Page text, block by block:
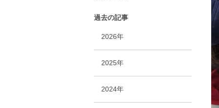
過去の記事
2026年
2025年
2024年